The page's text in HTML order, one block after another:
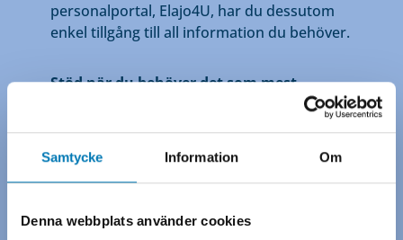
Samtycke Information Om
Denna webbplats använder cookies
personalportal, Elajo4U, har du dessutom
enkel tillgång till all information du behöver.
Stöd när du behöver det som mest
Hos oss får alla medarbetare tillgång till
och även vägledning kring ekonomi och
juridik. Oavsett vad du behöver hjälp med,